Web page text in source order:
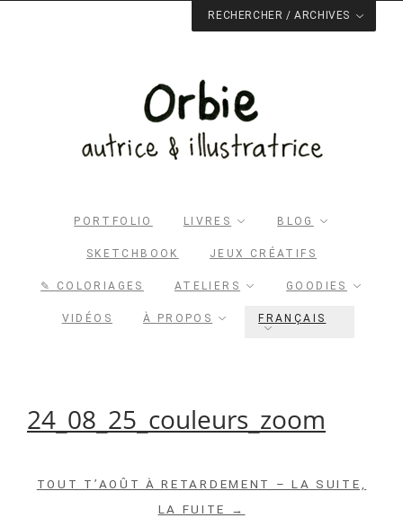
Rechercher dans le site
RECHERCHER / ARCHIVES
PORTFOLIO LIVRES BLOG
SKETCHBOOK JEUX CRÉATIFS
✎ COLORIAGES ATELIERS GOODIES
VIDÉOS À PROPOS FRANÇAIS
24_08_25_couleurs_zoom
TOUT T’AOÛT À RETARDEMENT – LA SUITE,
LA FUITE →